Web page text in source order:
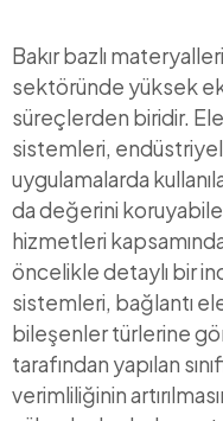
Bakır bazlı
sektöründe yüksek
süreçlerden biridir.
sistemleri,
uygulamalarda
da değerini
hizmetleri
öncelikle detaylı bir
sistemleri, bağlantı
bileşenler türlerine
tarafından yapılan
verimliliğinin